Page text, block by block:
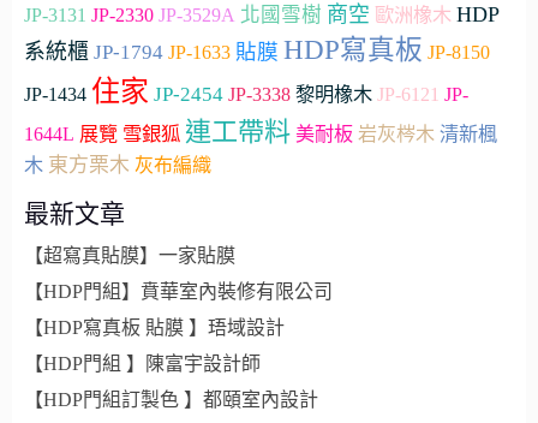
JP-3131 JP-2330 JP-3529A 北國雪樹 商空 歐洲橡木 HDP
系統櫃 JP-1794 JP-1633 貼膜 HDP寫真板 JP-8150
JP-1434 住家 JP-2454 JP-3338 黎明橡木 JP-6121 JP-
1644L 展覽 雪銀狐 連工帶料 美耐板 岩灰梣木 清新楓
木 東方栗木 灰布編織
最新文章
【超寫真貼膜】一家貼膜
【HDP門組】賁華室內裝修有限公司
【HDP寫真板 貼膜 】珸域設計
【HDP門組 】陳富宇設計師
【HDP門組訂製色 】都頤室內設計